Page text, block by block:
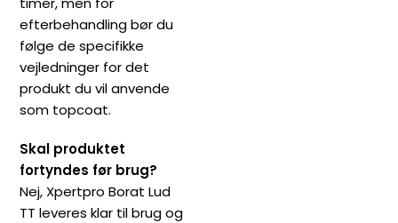
efterbehandling bør du
følge de specifikke
vejledninger for det
produkt du vil anvende
som topcoat.
Skal produktet
fortyndes før brug?
Nej, Xpertpro Borat Lud
TT leveres klar til brug og